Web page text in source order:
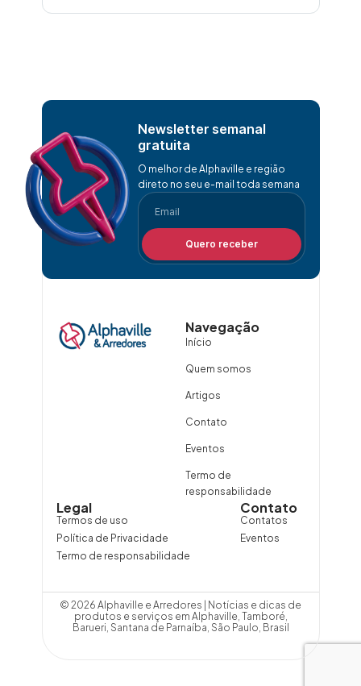
Newsletter semanal
gratuita
O melhor de Alphaville e região
direto no seu e-mail toda semana
Quero receber
Navegação
Início
Quem somos
Artigos
Contato
Eventos
Termo de
responsabilidade
Contato
Contatos
Eventos
Legal
Termos de uso
Política de Privacidade
Termo de responsabilidade
© 2026 Alphaville e Arredores | Notícias e dicas de
produtos e serviços em Alphaville, Tamboré,
Barueri, Santana de Parnaíba, São Paulo, Brasil